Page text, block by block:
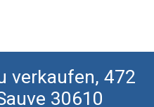
verkaufen, 472
30610